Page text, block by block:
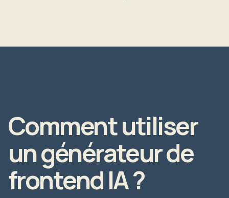
Comment utiliser
un générateur de
frontend IA ?